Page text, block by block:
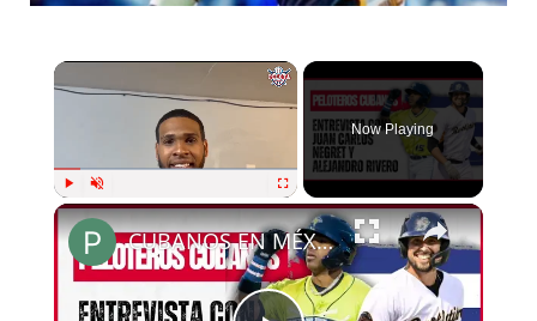
Play Unmute Fullscreen
Now Playing
CUBANOS EN MÉXICO hablan sobre su año en la LIGA MEXICANA DE BÉISBOL